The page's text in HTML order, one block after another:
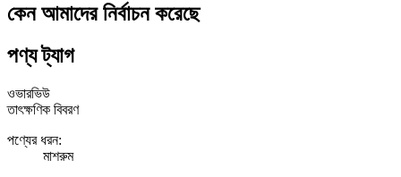
কেন আমাদের নির্বাচন করেছে
পণ্য ট্যাগ
ওভারভিউ
তাৎক্ষণিক বিবরণ
পণ্যের ধরন:
মাশরুম